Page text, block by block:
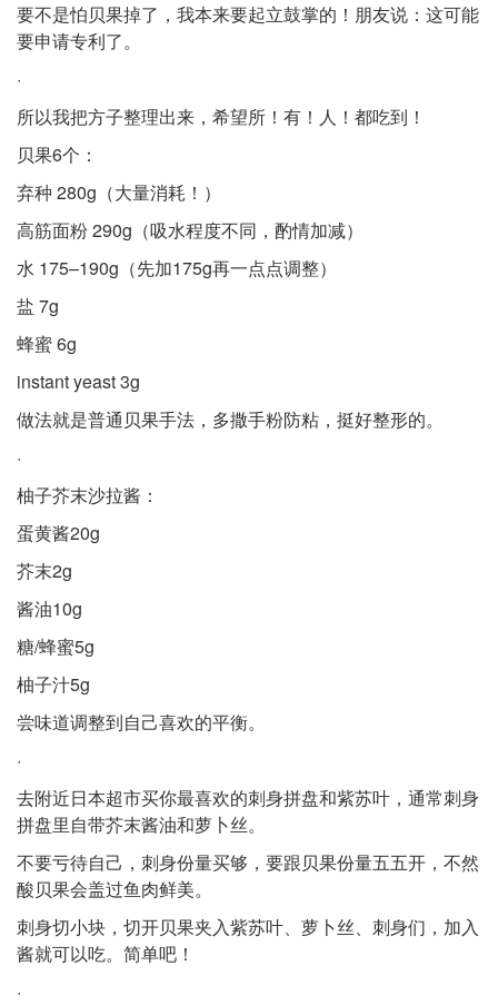
要不是怕贝果掉了，我本来要起立鼓掌的！朋友说：这可能
要申请专利了。
·
所以我把方子整理出来，希望所！有！人！都吃到！
贝果6个：
弃种 280g（大量消耗！）
高筋面粉 290g（吸水程度不同，酌情加减）
水 175–190g（先加175g再一点点调整）
盐 7g
蜂蜜 6g
instant yeast 3g
做法就是普通贝果手法，多撒手粉防粘，挺好整形的。
·
柚子芥末沙拉酱：
蛋黄酱20g
芥末2g
酱油10g
糖/蜂蜜5g
柚子汁5g
尝味道调整到自己喜欢的平衡。
·
去附近日本超市买你最喜欢的刺身拼盘和紫苏叶，通常刺身
拼盘里自带芥末酱油和萝卜丝。
不要亏待自己，刺身份量买够，要跟贝果份量五五开，不然
酸贝果会盖过鱼肉鲜美。
刺身切小块，切开贝果夹入紫苏叶、萝卜丝、刺身们，加入
酱就可以吃。简单吧！
·